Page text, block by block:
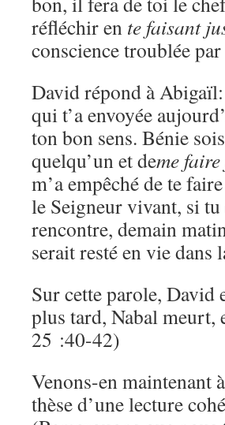
réfléchir en te faisant
conscience troublée
David répond à
qui t’a envoyée
ton bon sens. Bénie
quelqu’un et deme
m’a empêché de te
le Seigneur vivant, si tu
rencontre, demain
serait resté en vie
Sur cette parole, David
plus tard, Nabal meurt,
25 :40-42)
Venons-en maintenant
thèse d’une lecture